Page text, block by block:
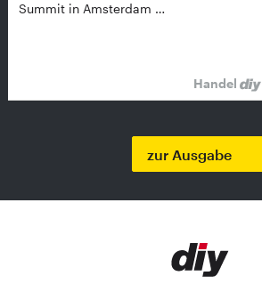
Summit in Amsterdam …
Handel
zur Ausgabe